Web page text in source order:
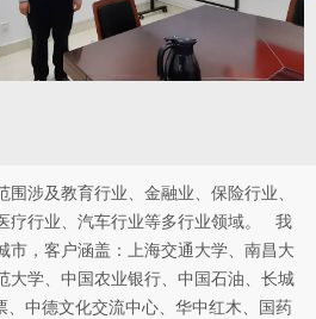
涉及教育行业、金融业、保险行业、
疗行业、汽车行业等多行业领域。 我
市，客户涵盖：上海交通大学、南昌大
大学、中国农业银行、中国石油、长城
中德文化交流中心、华中红木、国药